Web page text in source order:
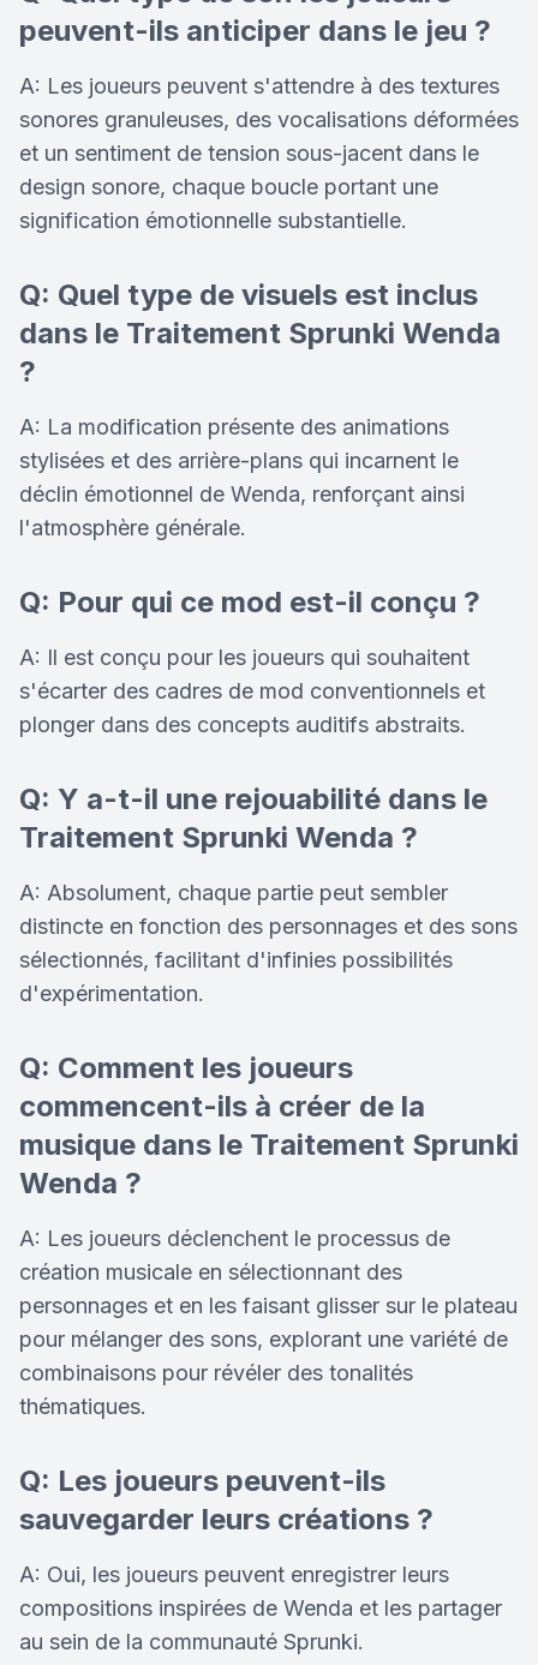
peuvent-ils anticiper dans le jeu ?
A: Les joueurs peuvent s'attendre à des textures
sonores granuleuses, des vocalisations déformées
et un sentiment de tension sous-jacent dans le
design sonore, chaque boucle portant une
signification émotionnelle substantielle.
Q: Quel type de visuels est inclus
dans le Traitement Sprunki Wenda
?
A: La modification présente des animations
stylisées et des arrière-plans qui incarnent le
déclin émotionnel de Wenda, renforçant ainsi
l'atmosphère générale.
Q: Pour qui ce mod est-il conçu ?
A: Il est conçu pour les joueurs qui souhaitent
s'écarter des cadres de mod conventionnels et
plonger dans des concepts auditifs abstraits.
Q: Y a-t-il une rejouabilité dans le
Traitement Sprunki Wenda ?
A: Absolument, chaque partie peut sembler
distincte en fonction des personnages et des sons
sélectionnés, facilitant d'infinies possibilités
d'expérimentation.
Q: Comment les joueurs
commencent-ils à créer de la
musique dans le Traitement Sprunki
Wenda ?
A: Les joueurs déclenchent le processus de
création musicale en sélectionnant des
personnages et en les faisant glisser sur le plateau
pour mélanger des sons, explorant une variété de
combinaisons pour révéler des tonalités
thématiques.
Q: Les joueurs peuvent-ils
sauvegarder leurs créations ?
A: Oui, les joueurs peuvent enregistrer leurs
compositions inspirées de Wenda et les partager
au sein de la communauté Sprunki.